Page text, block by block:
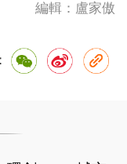
編輯：盧家傲